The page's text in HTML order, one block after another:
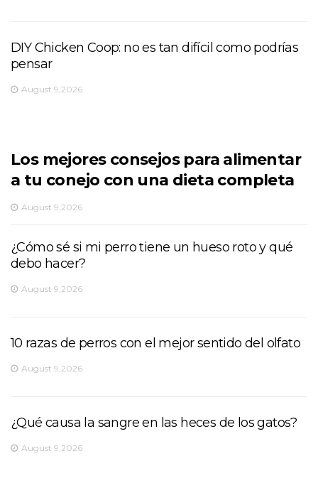
DIY Chicken Coop: no es tan difícil como podrías
pensar
August 9,2026
Los mejores consejos para alimentar
a tu conejo con una dieta completa
August 9,2026
¿Cómo sé si mi perro tiene un hueso roto y qué
debo hacer?
August 9,2026
10 razas de perros con el mejor sentido del olfato
August 9,2026
¿Qué causa la sangre en las heces de los gatos?
August 9,2026